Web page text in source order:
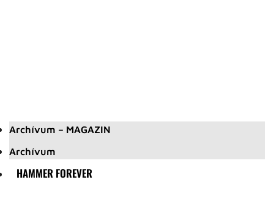
Archívum – MAGAZIN
Archívum
HAMMER FOREVER